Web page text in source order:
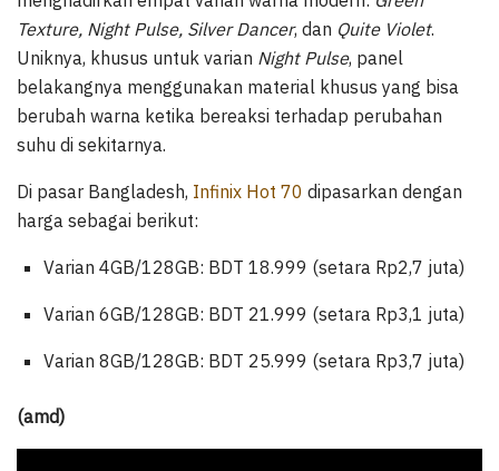
Texture, Night Pulse, Silver Dancer, dan Quite Violet.
Uniknya, khusus untuk varian Night Pulse, panel
belakangnya menggunakan material khusus yang bisa
berubah warna ketika bereaksi terhadap perubahan
suhu di sekitarnya.
Di pasar Bangladesh, Infinix Hot 70 dipasarkan dengan
harga sebagai berikut:
Varian 4GB/128GB: BDT 18.999 (setara Rp2,7 juta)
Varian 6GB/128GB: BDT 21.999 (setara Rp3,1 juta)
Varian 8GB/128GB: BDT 25.999 (setara Rp3,7 juta)
(amd)